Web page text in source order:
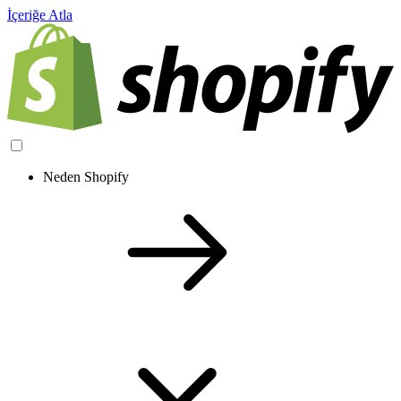
İçeriğe Atla
Neden Shopify